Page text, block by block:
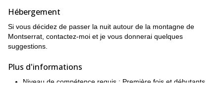
Hébergement
Si vous décidez de passer la nuit autour de la montagne de
Montserrat, contactez-moi et je vous donnerai quelques
suggestions.
Plus d'informations
Niveau de compétence requis : Première fois et débutants